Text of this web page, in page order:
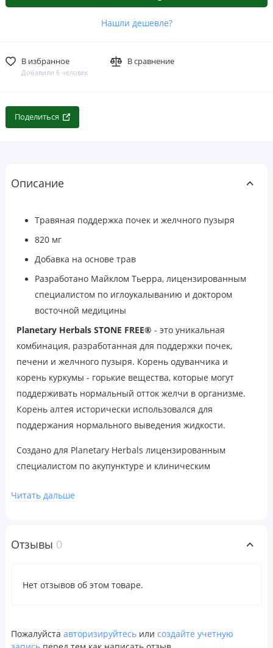
Нашли дешевле?
В избранное
Добавили 6 человек
В сравнение
Поделиться
Описание
Травяная поддержка почек и желчного пузыря
820 мг
Добавка на основе трав
Разработано Майклом Тьерра, лицензированным
специалистом по иглоукалыванию и доктором
восточной медицины
Planetary Herbals STONE FREE® - это уникальная
комбинация, разработанная для поддержки почек,
печени и желчного пузыря. Корень одуванчика и
корень куркумы - горькие вещества, которые могут
поддерживать нормальный отток желчи в организме.
Корень алтея исторически использовался для
поддержания нормального выведения жидкости.
Создано для Planetary Herbals лицензированным
специалистом по акупунктуре и клиническим
Майкл является авторитетом в области мировых
По 2 таблетки утром и по 3 вечером между приемами
Предупреждения
Читать дальше
Отзывы 0
Нет отзывов об этом товаре.
Пожалуйста авторизируйтесь или создайте учетную